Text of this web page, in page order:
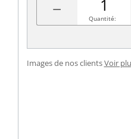
− Quantité:
Images de nos clientsVoir